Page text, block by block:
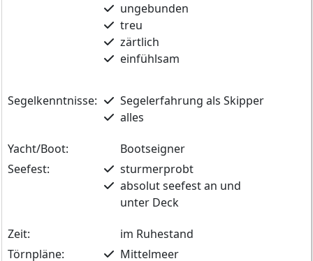
ungebunden
treu
zärtlich
einfühlsam
Segelkenntnisse:
Segelerfahrung als Skipper
alles
Yacht/Boot:
Bootseigner
Seefest:
sturmerprobt
absolut seefest an und
unter Deck
Zeit:
im Ruhestand
Törnpläne:
Mittelmeer